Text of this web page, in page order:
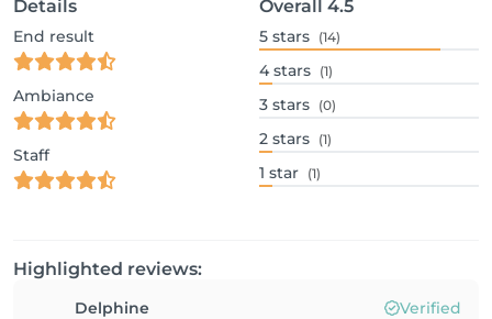
Details
End result
Ambiance
Staff
Overall 4.5
5 stars (14)
4 stars (1)
3 stars (0)
2 stars (1)
1 star (1)
Highlighted reviews:
Delphine Verified